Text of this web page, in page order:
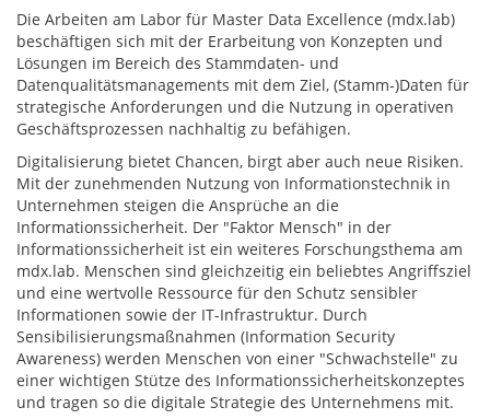
Die Arbeiten am Labor für Master Data Excellence (mdx.lab)
beschäftigen sich mit der Erarbeitung von Konzepten und
Lösungen im Bereich des Stammdaten- und
Datenqualitätsmanagements mit dem Ziel, (Stamm-)Daten für
strategische Anforderungen und die Nutzung in operativen
Geschäftsprozessen nachhaltig zu befähigen.
Digitalisierung bietet Chancen, birgt aber auch neue Risiken.
Mit der zunehmenden Nutzung von Informationstechnik in
Unternehmen steigen die Ansprüche an die
Informationssicherheit. Der "Faktor Mensch" in der
Informationssicherheit ist ein weiteres Forschungsthema am
mdx.lab. Menschen sind gleichzeitig ein beliebtes Angriffsziel
und eine wertvolle Ressource für den Schutz sensibler
Informationen sowie der IT-Infrastruktur. Durch
Sensibilisierungsmaßnahmen (Information Security
Awareness) werden Menschen von einer "Schwachstelle" zu
einer wichtigen Stütze des Informationssicherheitskonzeptes
und tragen so die digitale Strategie des Unternehmens mit.